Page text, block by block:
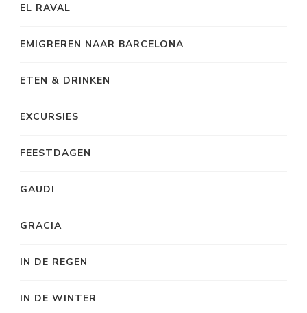
EL RAVAL
EMIGREREN NAAR BARCELONA
ETEN & DRINKEN
EXCURSIES
FEESTDAGEN
GAUDI
GRACIA
IN DE REGEN
IN DE WINTER